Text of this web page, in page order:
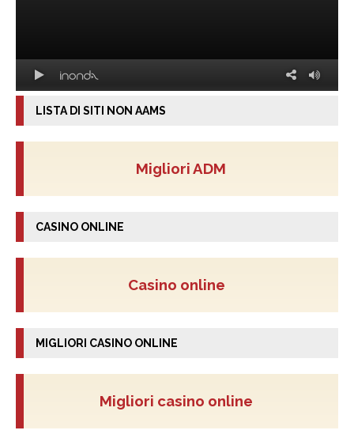
LISTA DI SITI NON AAMS
Migliori ADM
CASINO ONLINE
Casino online
MIGLIORI CASINO ONLINE
Migliori casino online